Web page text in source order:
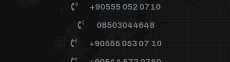
+90555 052 0710
08503044648
+90555 053 07 10